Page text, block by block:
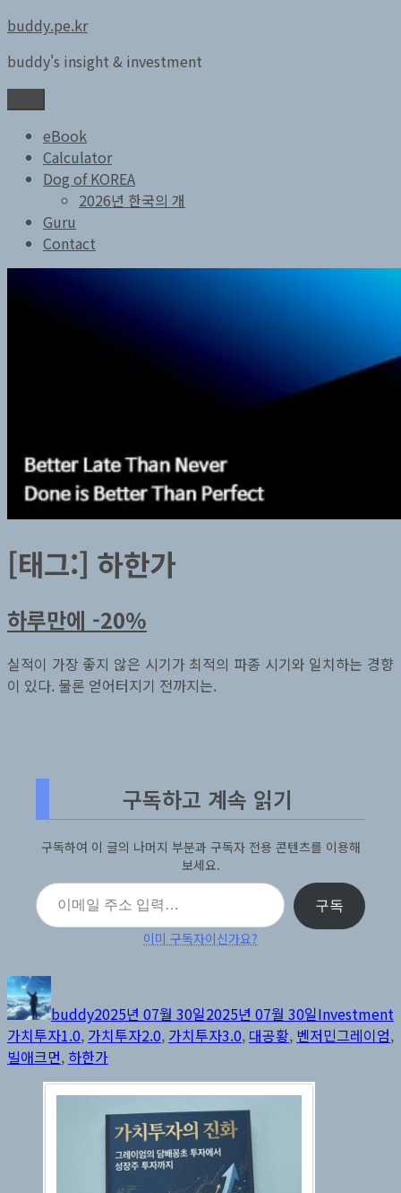
콘
츠
로
바
buddy.pe.kr
buddy's insight & investment
eBook
Calculator
Dog of KOREA
2026년 한국의 개
Guru
Contact
[태그:] 하한가
하루만에 -20%
실적이 가장 좋지 않은 시기가 최적의 파종 시기와 일치하는 경향
이 있다. 물론 얻어터지기 전까지는.
구독하고 계속 읽기
구독하여 이 글의 나머지 부분과 구독자 전용 콘텐츠를 이용해
보세요.
이메일 주소 입력…
구독
이미 구독자이신가요?
글
쓴
이
buddy성
일
자
2025년 07월 30일2025년 07월 30일테
고
리
Investment
가치투자1.0, 가치투자2.0, 가치투자3.0, 대공황, 벤저민그레이엄,
빌애크먼, 하한가